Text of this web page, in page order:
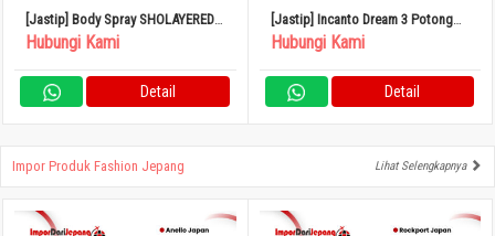
[Jastip] Body Spray SHOLAYERED
100ml
Hubungi Kami
Detail
[Jastip] Incanto Dream 3 Potong
Set Parfum
Hubungi Kami
Detail
Impor Produk Fashion Jepang Lihat Selengkapnya